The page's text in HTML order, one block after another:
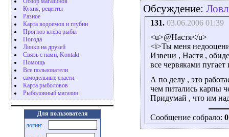
Кухня, рецепты
Разное
Карта водоемов и глубин
Прогноз клёва рыбы
Погода
Линки на друзей
Связь с нами, Kontakt
Помощь
Все пользователи
самодельные снасти
Карта рыболовов
Рыболовный магазин
Для пользователя
логин:
Обсуждение:
131. 03.06.2006 01:39
<u>@Настя</u>
<i>Ты меня
Извени , Настя ,
все червяками
А по делу , это
чем питались карпы
Придумай , что им
Сообщение собрало: 0